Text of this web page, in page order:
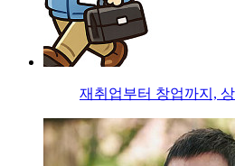
재취업부터 창업까지,